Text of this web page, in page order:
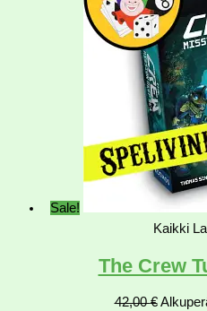
Sale!
Kaikki
The Crew
42,00€